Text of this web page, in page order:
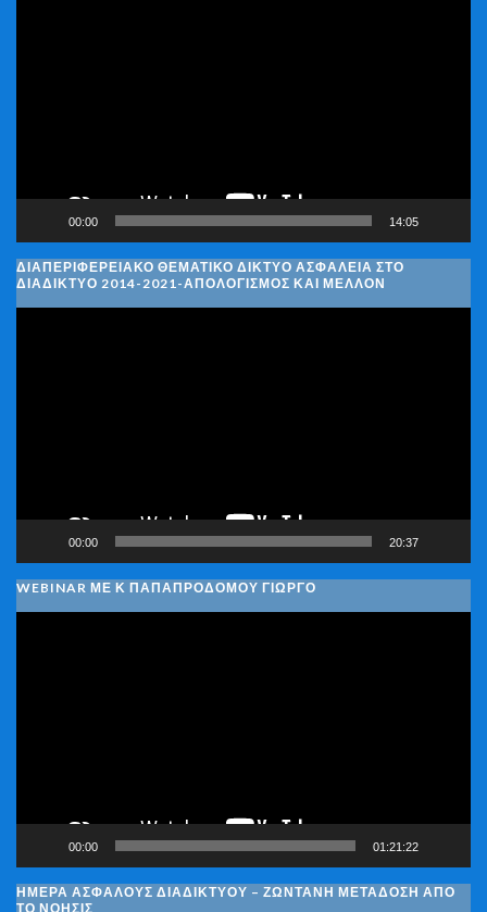
00:00 14:05
ΔΙΑΠΕΡΙΦΕΡΕΙΑΚΌ ΘΕΜΑΤΙΚΌ ΔΊΚΤΥΟ ΑΣΦΆΛΕΙΑ ΣΤΟ
ΔΙΑΔΊΚΤΥΟ 2014-2021-ΑΠΟΛΟΓΙΣΜΌΣ ΚΑΙ ΜΈΛΛΟΝ
00:00 20:37
WEBINAR ΜΕ Κ ΠΑΠΑΠΡΟΔΌΜΟΥ ΓΙΏΡΓΟ
00:00 01:21:22
ΗΜΈΡΑ ΑΣΦΑΛΟΎΣ ΔΙΑΔΙΚΤΎΟΥ – ΖΩΝΤΑΝΉ ΜΕΤΆΔΟΣΗ ΑΠΌ
ΤΟ ΝΟΗΣΙΣ